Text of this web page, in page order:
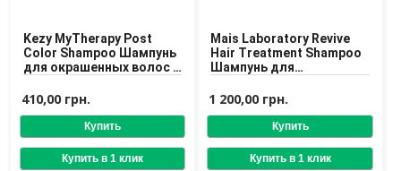
Kezy MyTherapy Post
Color Shampoo Шампунь
для окрашенных волос с
410,00 грн.
Mais Laboratory Revive
Hair Treatment Shampoo
Шампунь для
1 200,00 грн.